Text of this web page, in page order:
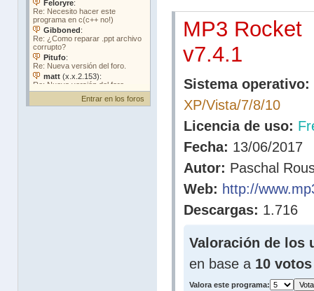
Entrar en los foros
MP3 Rocket
v7.4.1
Sistema operativo:
XP/Vista/7/8/10
Licencia de uso:
Fecha: 13/06/2017
Autor: Paschal
Web: http://
Descargas: 1.716
Valoración de los
en base a 10 votos
Valora este programa: